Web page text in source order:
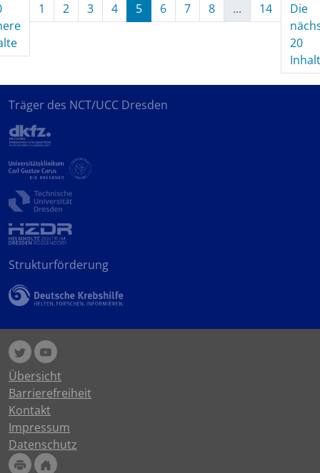
1 2 3 4
5
6 7 8 ... 14
Die
20
Träger des NCT/UCC Dresden
Strukturförderung
Übersicht
Barrierefreiheit
Kontakt
Impressum
Datenschutz